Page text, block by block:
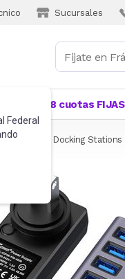
Sucursales
Federal
18 cuotas FIJAS
Docking Stations